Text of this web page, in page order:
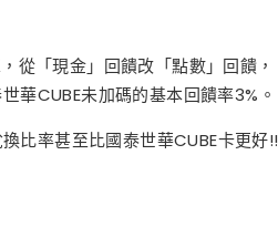
從「現金」回饋改「點數」回饋，
華CUBE未加碼的基本回饋率3%。
比率甚至比國泰世華CUBE卡更好!!